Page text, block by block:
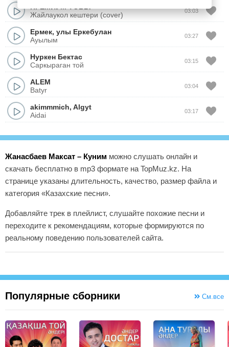
Жайлаукол кештери (cover)
03:03
Ермек, улы Еркебулан
Ауылым
03:27
Нуркен Бектас
Саркыраган той
03:15
ALEM
Batyr
03:04
akimmmich, Algyt
Aidai
03:17
Жанасбаев Максат – Куним можно слушать онлайн и
скачать бесплатно в mp3 формате на TopMuz.kz. На
странице указаны длительность, качество, размер файла и
категория «Казахские песни».
Добавляйте трек в плейлист, слушайте похожие песни и
переходите к рекомендациям, которые формируются по
реальному поведению пользователей сайта.
Популярные сборники См.все